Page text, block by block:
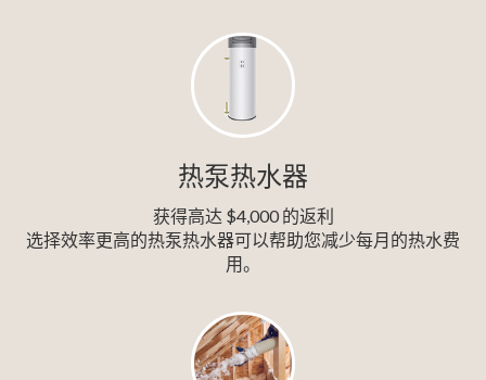
热泵热水器
获得高达 $4,000 的返利
选择效率更高的热泵热水器可以帮助您减少每月的热水费
用。